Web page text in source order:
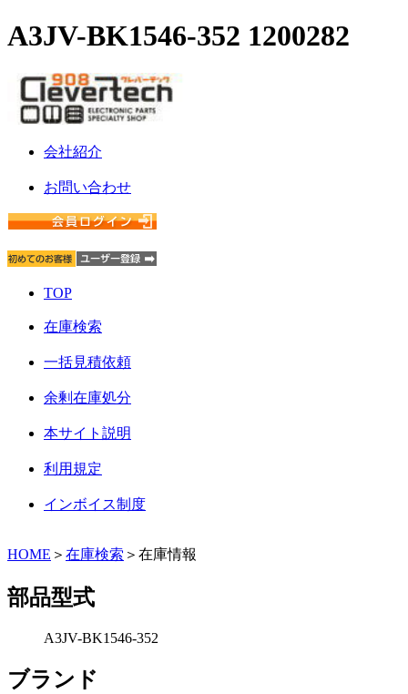
A3JV-BK1546-352 1200282
会社紹介
お問い合わせ
TOP
在庫検索
一括見積依頼
余剰在庫処分
本サイト説明
利用規定
インボイス制度
HOME ＞ 在庫検索 ＞在庫情報
部品型式
A3JV-BK1546-352
ブランド